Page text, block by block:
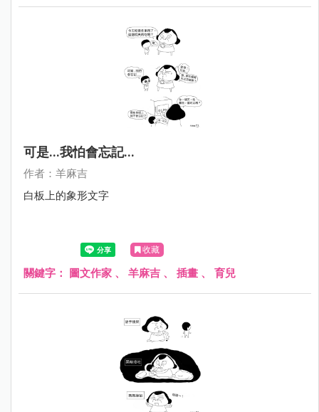
可是...我怕會忘記...
作者：羊麻吉
白板上的象形文字
收藏
關鍵字： 圖文作家 、 羊麻吉 、 插畫 、 育兒